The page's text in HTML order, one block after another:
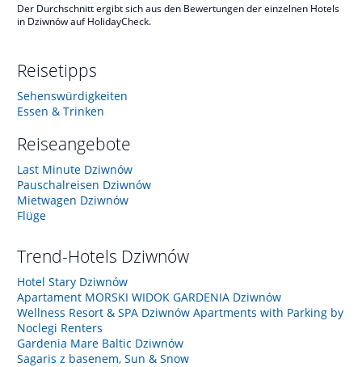
Der Durchschnitt ergibt sich aus den Bewertungen der einzelnen Hotels
in Dziwnów auf HolidayCheck.
Reisetipps
Sehenswürdigkeiten
Essen & Trinken
Reiseangebote
Last Minute Dziwnów
Pauschalreisen Dziwnów
Mietwagen Dziwnów
Flüge
Trend-Hotels Dziwnów
Hotel Stary Dziwnów
Apartament MORSKI WIDOK GARDENIA Dziwnów
Wellness Resort & SPA Dziwnów Apartments with Parking by
Noclegi Renters
Gardenia Mare Baltic Dziwnów
Sagaris z basenem, Sun & Snow